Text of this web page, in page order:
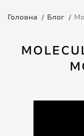
Головна Блог